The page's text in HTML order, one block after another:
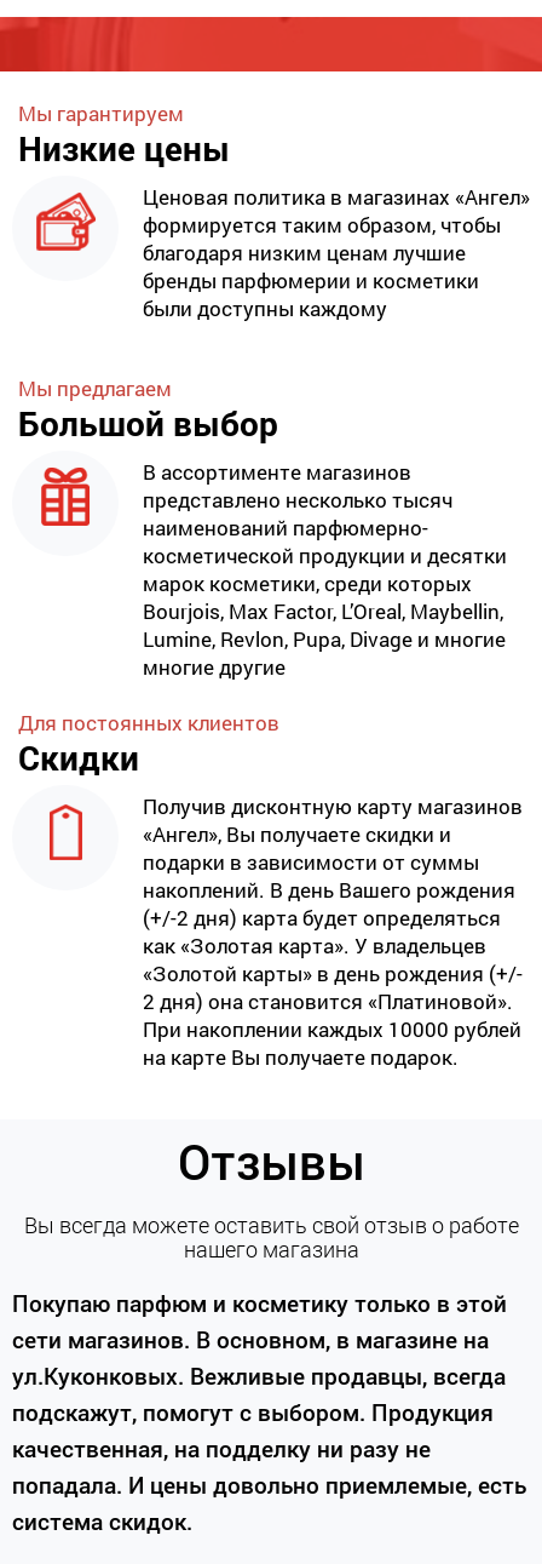
Мы гарантируем
Низкие цены
Ценовая политика в магазинах «Ангел»
формируется таким образом, чтобы
благодаря низким ценам лучшие
бренды парфюмерии и косметики
были доступны каждому
Мы предлагаем
Большой выбор
В ассортименте магазинов
представлено несколько тысяч
наименований парфюмерно-
косметической продукции и десятки
марок косметики, среди которых
Bourjois, Max Factor, L’Oreal, Maybellin,
Lumine, Revlon, Pupa, Divage и многие
многие другие
Для постоянных клиентов
Скидки
Получив дисконтную карту магазинов
«Ангел», Вы получаете скидки и
подарки в зависимости от суммы
накоплений. В день Вашего рождения
(+/-2 дня) карта будет определяться
как «Золотая карта». У владельцев
«Золотой карты» в день рождения (+/-
2 дня) она становится «Платиновой».
При накоплении каждых 10000 рублей
на карте Вы получаете подарок.
Отзывы
Вы всегда можете оставить свой отзыв о работе
нашего магазина
Покупаю парфюм и косметику только в этой
сети магазинов. В основном, в магазине на
ул.Куконковых. Вежливые продавцы, всегда
подскажут, помогут с выбором. Продукция
качественная, на подделку ни разу не
попадала. И цены довольно приемлемые, есть
система скидок.